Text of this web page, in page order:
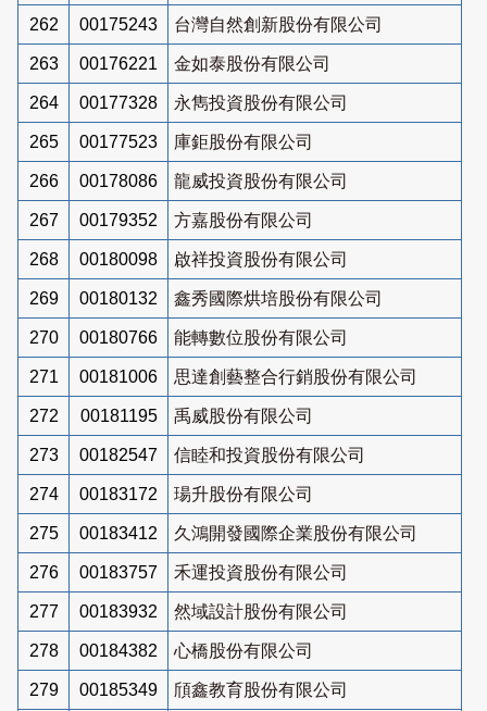
262 00175243 台灣自然創新股份有限公司
263 00176221 金如泰股份有限公司
264 00177328 永雋投資股份有限公司
265 00177523 庫鉅股份有限公司
266 00178086 龍威投資股份有限公司
267 00179352 方嘉股份有限公司
268 00180098 啟祥投資股份有限公司
269 00180132 鑫秀國際烘培股份有限公司
270 00180766 能轉數位股份有限公司
271 00181006 思達創藝整合行銷股份有限公司
272 00181195 禹威股份有限公司
273 00182547 信睦和投資股份有限公司
274 00183172 瑒升股份有限公司
275 00183412 久鴻開發國際企業股份有限公司
276 00183757 禾運投資股份有限公司
277 00183932 然域設計股份有限公司
278 00184382 心橋股份有限公司
279 00185349 頎鑫教育股份有限公司